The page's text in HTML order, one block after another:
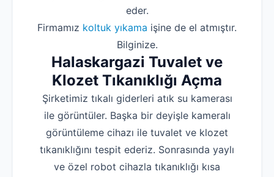
eder.
Firmamız koltuk yıkama işine de el atmıştır.
Bilginize.
Halaskargazi Tuvalet ve
Klozet Tıkanıklığı Açma
Şirketimiz tıkalı giderleri atık su kamerası
ile görüntüler. Başka bir deyişle kameralı
görüntüleme cihazı ile tuvalet ve klozet
tıkanıklığını tespit ederiz. Sonrasında yaylı
ve özel robot cihazla tıkanıklığı kısa